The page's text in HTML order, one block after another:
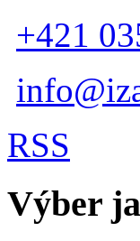
+421
RSS
Výber